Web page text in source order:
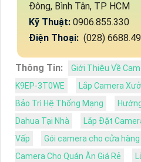
Đông, Bình Tân, TP HCM
Kỹ Thuật: 0906.855.330
Điện Thoại: (028)
Thông Tin:
Giới Thiệu Về
K9EP-3T0WE
Lắp Camera
Bảo Trì Hệ Thống Mạng
Dahua Tại Nhà
Lắp Đặt
Vấp
Gói camera cho cửa
Camera Cho Quán Ăn Giá Rẻ